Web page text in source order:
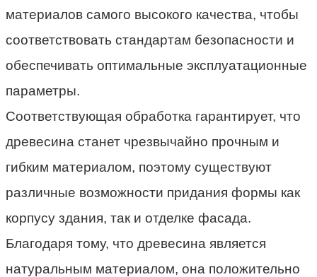
материалов самого высокого качества, чтобы
соответствовать стандартам безопасности и
обеспечивать оптимальные эксплуатационные
параметры.
Соответствующая обработка гарантирует, что
древесина станет чрезвычайно прочным и
гибким материалом, поэтому существуют
различные возможности придания формы как
корпусу здания, так и отделке фасада.
Благодаря тому, что древесина является
натуральным материалом, она положительно